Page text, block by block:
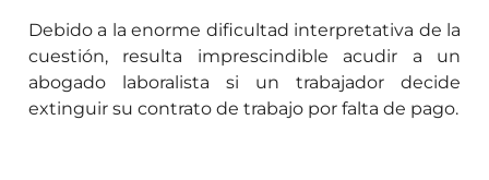
Debido a la enorme dificultad interpretativa de la
cuestión, resulta imprescindible acudir a un
abogado laboralista si un trabajador decide
extinguir su contrato de trabajo por falta de pago.